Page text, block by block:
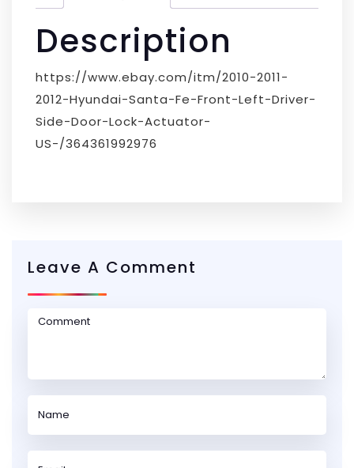
Description
https://www.ebay.com/itm/2010-2011-
2012-Hyundai-Santa-Fe-Front-Left-Driver-
Side-Door-Lock-Actuator-
US-/364361992976
Leave A Comment